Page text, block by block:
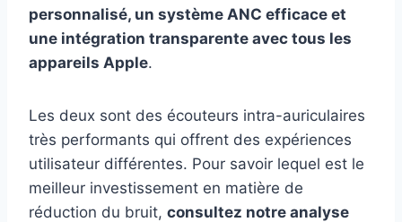
personnalisé, un système ANC efficace et
une intégration transparente avec tous les
appareils Apple.
Les deux sont des écouteurs intra-auriculaires
très performants qui offrent des expériences
utilisateur différentes. Pour savoir lequel est le
meilleur investissement en matière de
réduction du bruit, consultez notre analyse